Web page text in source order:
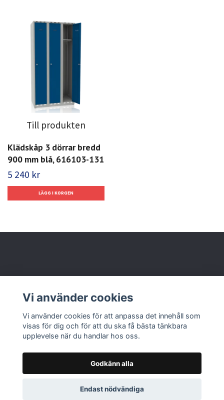
Till produkten
Klädskåp 3 dörrar bredd
900 mm blå, 616103-131
5 240 kr
Läs mer
© 2026 Nolbox AB
Vi använder cookies
Vi använder cookies för att anpassa det innehåll som
visas för dig och för att du ska få bästa tänkbara
upplevelse när du handlar hos oss.
Godkänn alla
Endast nödvändiga